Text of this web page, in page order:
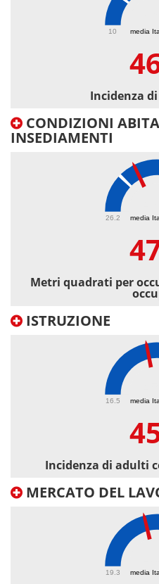
media
10
Incidenza
CONDIZIONI
INSEDIAMENTI
media
26.2
Metri quadrati per
ISTRUZIONE
media
16.5
Incidenza di adulti
MERCATO DEL
media
19.3